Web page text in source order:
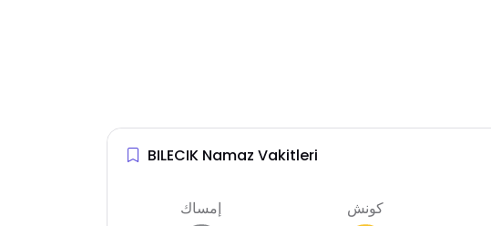
BILECIK Namaz Vakitleri
إمساك كونش